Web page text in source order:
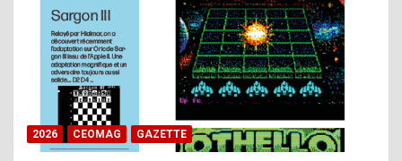
a
y
b
e
b
y
2026 CEOMAG GAZETTE